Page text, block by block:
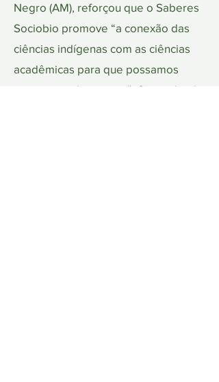
Negro (AM), reforçou que o Saberes
Sociobio promove “a conexão das
ciências indígenas com as ciências
acadêmicas para que possamos
promover o bem viver”. Segundo ela,